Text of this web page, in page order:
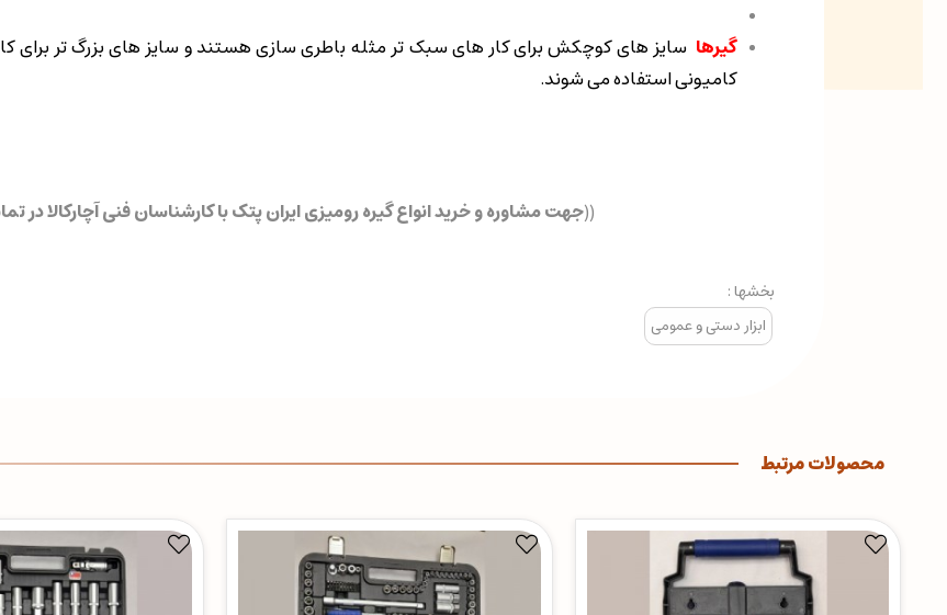
گیرها سایز های کوچکش برای کار های سبک تر مثله باطری سازی هستند و سایز های بزرگ تر برای
کامیونی استفاده می شوند.
((جهت مشاوره و خرید انواع گیره رومیزی ایران پتک با کارشناسان فنی آچارکالا در
بخشها :
ابزار دستی و عمومی
محصولات مرتبط